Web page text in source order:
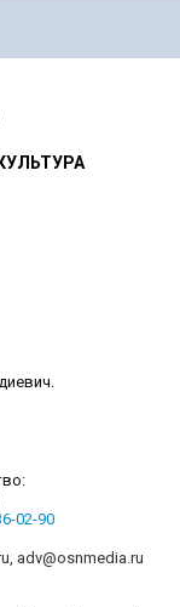
КУЛЬТУРА
02-90
, adv@osnmedia.ru